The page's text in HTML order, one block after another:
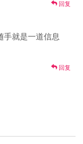
回复
手就是一道信息
回复